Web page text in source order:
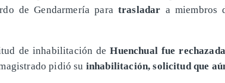
de Gendarmería para trasladar a miembros
de inhabilitación de Huenchual fue rechazada
pidió su inhabilitación, solicitud que